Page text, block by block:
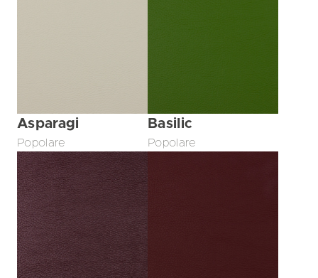
Asparagi
Popolare
Basilic
Popolare